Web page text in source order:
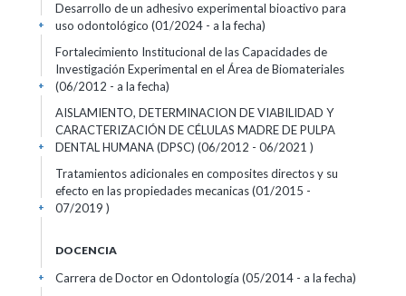
Desarrollo de un adhesivo experimental bioactivo para
uso odontológico (01/2024 - a la fecha)
+
Fortalecimiento Institucional de las Capacidades de
Investigación Experimental en el Área de Biomateriales
(06/2012 - a la fecha)
+
AISLAMIENTO, DETERMINACION DE VIABILIDAD Y
CARACTERIZACIÓN DE CÉLULAS MADRE DE PULPA
DENTAL HUMANA (DPSC) (06/2012 - 06/2021 )
+
Tratamientos adicionales en composites directos y su
efecto en las propiedades mecanicas (01/2015 -
07/2019 )
+
DOCENCIA
Carrera de Doctor en Odontología (05/2014 - a la fecha)
+